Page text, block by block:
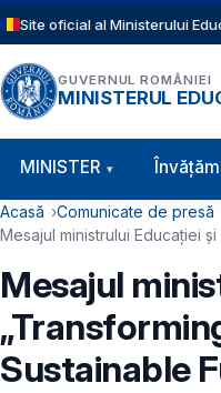
Sari la conținutul principal
Site oficial al Ministerului
GUVERNUL ROMÂNIEI
MINISTERUL
Navigație
MINISTER
Cale de navigare
Acasă
Comunicate de presă
Mesajul ministrului Educației
Mesajul
Sustainable